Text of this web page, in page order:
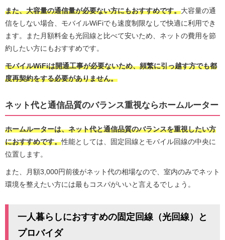
また、大容量の通信量が必要ない方にもおすすめです。大容量の通
信をしない場合、モバイルWiFiでも速度制限なしで快適に利用でき
ます。また月額料金も光回線と比べて安いため、ネットの費用を節
約したい方にもおすすめです。
モバイルWiFiは開通工事が必要ないため、頻繁に引っ越す方でも都
度再契約をする必要がありません。
ネット代と通信品質のバランス重視ならホームルーター
ホームルーターは、ネット代と通信品質のバランスを重視したい方
におすすめです。性能としては、固定回線とモバイル回線の中央に
位置します。
また、月額3,000円前後がネット代の相場なので、室内のみでネット
環境を整えたい方には最もコスパがいいと言えるでしょう。
一人暮らしにおすすめの固定回線（光回線）と
プロバイダ